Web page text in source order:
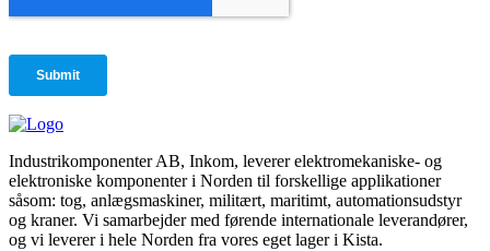
Industrikomponenter AB, Inkom, leverer elektromekaniske- og
elektroniske komponenter i Norden til forskellige applikationer
såsom: tog, anlægsmaskiner, militært, maritimt, automationsudstyr
og kraner. Vi samarbejder med førende internationale leverandører,
og vi leverer i hele Norden fra vores eget lager i Kista.